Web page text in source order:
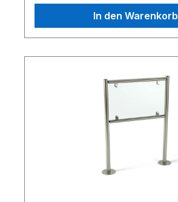
In den Warenkorb